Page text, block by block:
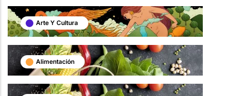
Arte Y Cultura
Alimentación